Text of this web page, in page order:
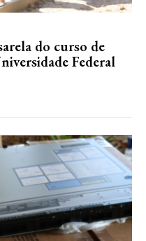
do curso de
Federal